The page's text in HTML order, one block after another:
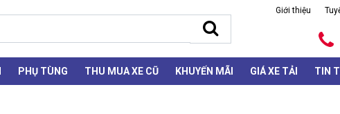
Giới thiệu
PHỤ TÙNG THU MUA XE CŨ KHUYẾN MÃI GIÁ XE TẢI TIN